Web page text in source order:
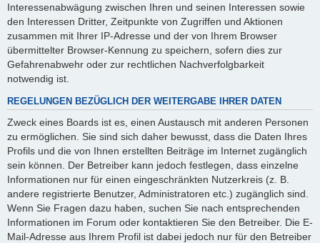
Interessenabwägung zwischen Ihren und seinen Interessen sowie
den Interessen Dritter, Zeitpunkte von Zugriffen und Aktionen
zusammen mit Ihrer IP-Adresse und der von Ihrem Browser
übermittelter Browser-Kennung zu speichern, sofern dies zur
Gefahrenabwehr oder zur rechtlichen Nachverfolgbarkeit
notwendig ist.
REGELUNGEN BEZÜGLICH DER WEITERGABE IHRER DATEN
Zweck eines Boards ist es, einen Austausch mit anderen Personen
zu ermöglichen. Sie sind sich daher bewusst, dass die Daten Ihres
Profils und die von Ihnen erstellten Beiträge im Internet zugänglich
sein können. Der Betreiber kann jedoch festlegen, dass einzelne
Informationen nur für einen eingeschränkten Nutzerkreis (z. B.
andere registrierte Benutzer, Administratoren etc.) zugänglich sind.
Wenn Sie Fragen dazu haben, suchen Sie nach entsprechenden
Informationen im Forum oder kontaktieren Sie den Betreiber. Die E-
Mail-Adresse aus Ihrem Profil ist dabei jedoch nur für den Betreiber